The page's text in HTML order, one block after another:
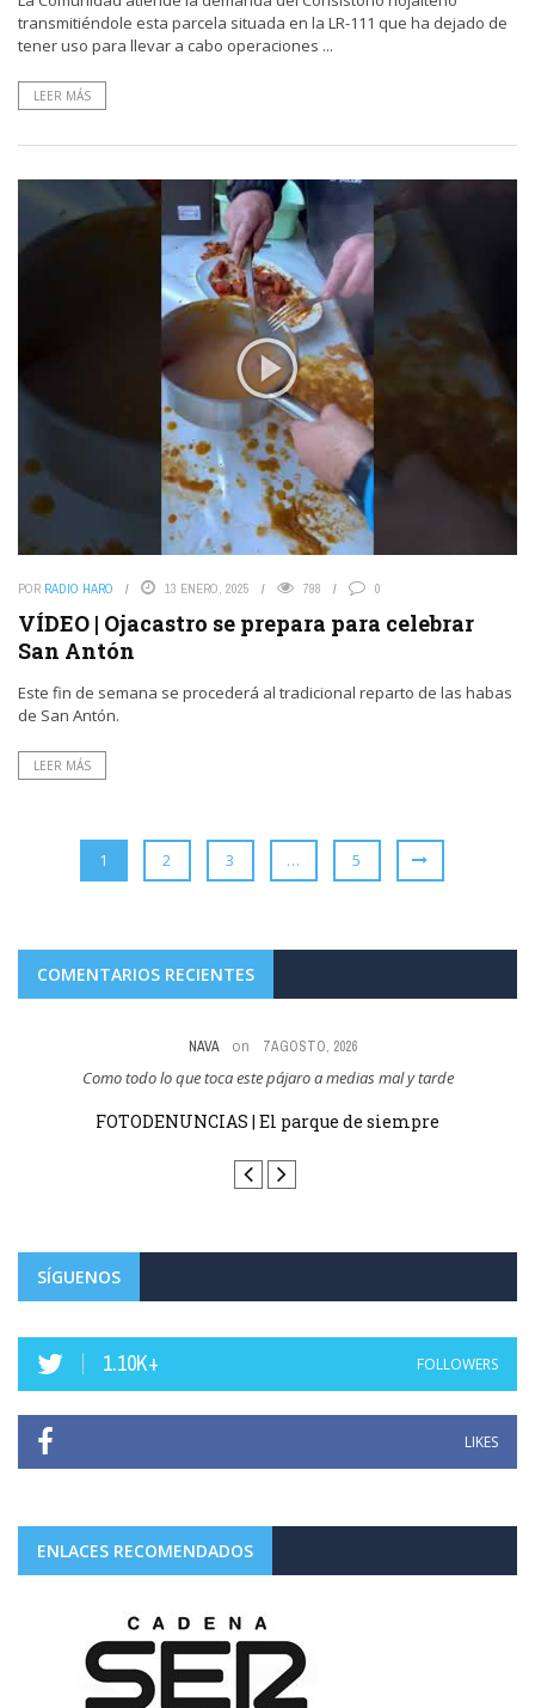
transmitiéndole esta parcela situada en la LR-111 que ha dejado de
tener uso para llevar a cabo operaciones ...
LEER MÁS
POR RADIO HARO 13 ENERO, 2025 798 0
VÍDEO | Ojacastro se prepara para celebrar
San Antón
Este fin de semana se procederá al tradicional reparto de las habas
de San Antón.
LEER MÁS
1 2 3 … 5
COMENTARIOS RECIENTES
on 6 AGOSTO, 2026
Abel Pérez Gil no te preocupes, a el no le van a cobrar la entrada.
Haro homenajea este domingo a su jarrero más ilustre,
1.10K+